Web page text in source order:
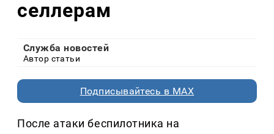
селлерам
Служба новостей
Автор статьи
Подписывайтесь в MAX
После атаки беспилотника на